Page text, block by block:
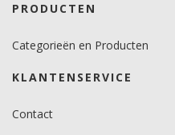
PRODUCTEN
Categorieën en Producten
KLANTENSERVICE
Contact